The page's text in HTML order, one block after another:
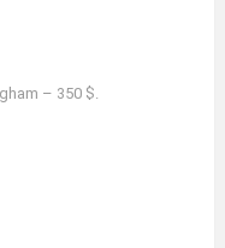
– 350 $.